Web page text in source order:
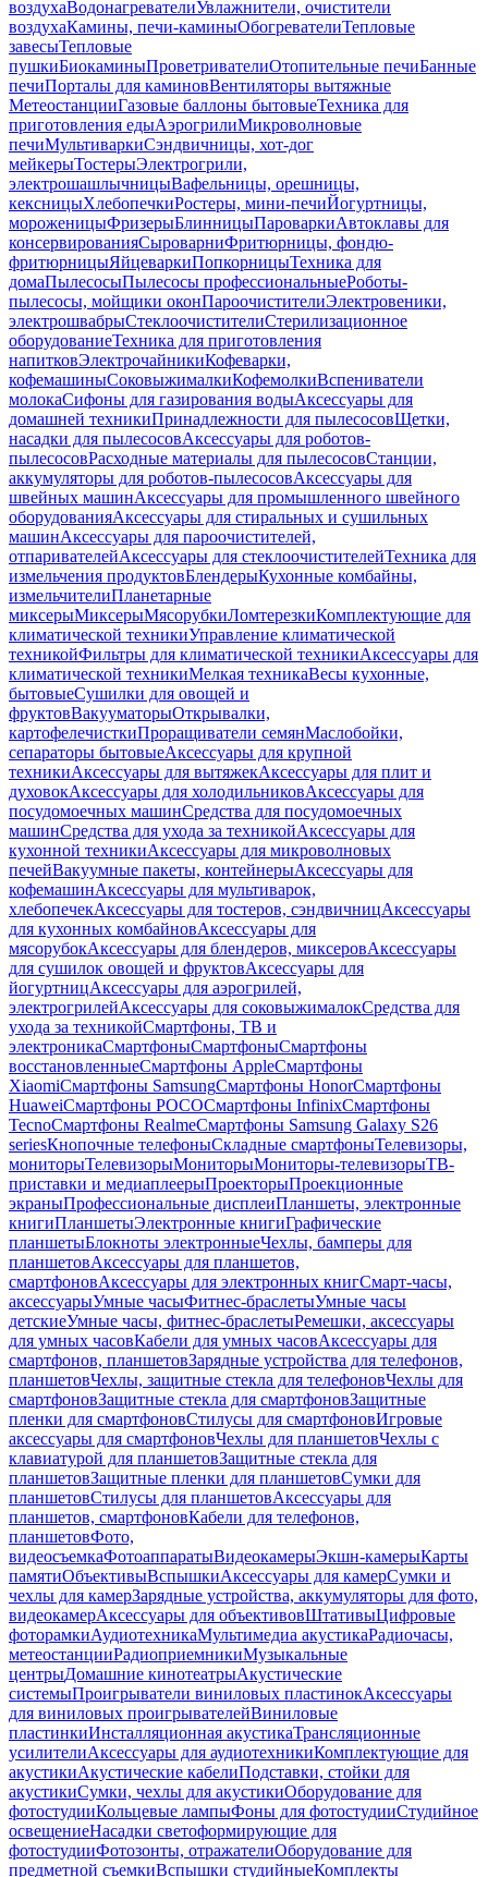
воздухаВодонагревателиУвлажнители, очистители
воздухаКамины, печи-каминыОбогревателиТепловые
завесыТепловые
пушкиБиокаминыПроветривателиОтопительные печиБанные
печиПорталы для каминовВентиляторы вытяжные
МетеостанцииГазовые баллоны бытовыеТехника для
приготовления едыАэрогрилиМикроволновые
печиМультиваркиСэндвичницы, хот-дог
мейкерыТостерыЭлектрогрили,
электрошашлычницыВафельницы, орешницы,
кексницыХлебопечкиРостеры, мини-печиЙогуртницы,
мороженицыФризерыБлинницыПароваркиАвтоклавы для
консервированияСыроварниФритюрницы, фондю-
фритюрницыЯйцеваркиПопкорницыТехника для
домаПылесосыПылесосы профессиональныеРоботы-
пылесосы, мойщики оконПароочистителиЭлектровеники,
электрошвабрыСтеклоочистителиСтерилизационное
оборудованиеТехника для приготовления
напитковЭлектрочайникиКофеварки,
кофемашиныСоковыжималкиКофемолкиВспениватели
молокаСифоны для газирования водыАксессуары для
домашней техникиПринадлежности для пылесосовЩетки,
насадки для пылесосовАксессуары для роботов-
пылесосовРасходные материалы для пылесосовСтанции,
аккумуляторы для роботов-пылесосовАксессуары для
швейных машинАксессуары для промышленного швейного
оборудованияАксессуары для стиральных и сушильных
машинАксессуары для пароочистителей,
отпаривателейАксессуары для стеклоочистителейТехника для
измельчения продуктовБлендерыКухонные комбайны,
измельчителиПланетарные
миксерыМиксерыМясорубкиЛомтерезкиКомплектующие для
климатической техникиУправление климатической
техникойФильтры для климатической техникиАксессуары для
климатической техникиМелкая техникаВесы кухонные,
бытовыеСушилки для овощей и
фруктовВакууматорыОткрывалки,
картофелечисткиПроращиватели семянМаслобойки,
сепараторы бытовыеАксессуары для крупной
техникиАксессуары для вытяжекАксессуары для плит и
духовокАксессуары для холодильниковАксессуары для
посудомоечных машинСредства для посудомоечных
машинСредства для ухода за техникойАксессуары для
кухонной техникиАксессуары для микроволновых
печейВакуумные пакеты, контейнерыАксессуары для
кофемашинАксессуары для мультиварок,
хлебопечекАксессуары для тостеров, сэндвичницАксессуары
для кухонных комбайновАксессуары для
мясорубокАксессуары для блендеров, миксеровАксессуары
для сушилок овощей и фруктовАксессуары для
йогуртницАксессуары для аэрогрилей,
электрогрилейАксессуары для соковыжималокСредства для
ухода за техникойСмартфоны, ТВ и
электроникаСмартфоныСмартфоныСмартфоны
восстановленныеСмартфоны AppleСмартфоны
XiaomiСмартфоны SamsungСмартфоны HonorСмартфоны
HuaweiСмартфоны POCOСмартфоны InfinixСмартфоны
TecnoСмартфоны RealmeСмартфоны Samsung Galaxy S26
seriesКнопочные телефоныСкладные смартфоныТелевизоры,
мониторыТелевизорыМониторыМониторы-телевизорыТВ-
приставки и медиаплеерыПроекторыПроекционные
экраныПрофессиональные дисплеиПланшеты, электронные
книгиПланшетыЭлектронные книгиГрафические
планшетыБлокноты электронныеЧехлы, бамперы для
планшетовАксессуары для планшетов,
смартфоновАксессуары для электронных книгСмарт-часы,
аксессуарыУмные часыФитнес-браслетыУмные часы
детскиеУмные часы, фитнес-браслетыРемешки, аксессуары
для умных часовКабели для умных часовАксессуары для
смартфонов, планшетовЗарядные устройства для телефонов,
планшетовЧехлы, защитные стекла для телефоновЧехлы для
смартфоновЗащитные стекла для смартфоновЗащитные
пленки для смартфоновСтилусы для смартфоновИгровые
аксессуары для смартфоновЧехлы для планшетовЧехлы с
клавиатурой для планшетовЗащитные стекла для
планшетовЗащитные пленки для планшетовСумки для
планшетовСтилусы для планшетовАксессуары для
планшетов, смартфоновКабели для телефонов,
планшетовФото,
видеосъемкаФотоаппаратыВидеокамерыЭкшн-камерыКарты
памятиОбъективыВспышкиАксессуары для камерСумки и
чехлы для камерЗарядные устройства, аккумуляторы для фото,
видеокамерАксессуары для объективовШтативыЦифровые
фоторамкиАудиотехникаМультимедиа акустикаРадиочасы,
метеостанцииРадиоприемникиМузыкальные
центрыДомашние кинотеатрыАкустические
системыПроигрыватели виниловых пластинокАксессуары
для виниловых проигрывателейВиниловые
пластинкиИнсталляционная акустикаТрансляционные
усилителиАксессуары для аудиотехникиКомплектующие для
акустикиАкустические кабелиПодставки, стойки для
акустикиСумки, чехлы для акустикиОборудование для
фотостудииКольцевые лампыФоны для фотостудииСтудийное
освещениеНасадки светоформирующие для
фотостудииФотозонты, отражателиОборудование для
предметной съемкиВспышки студийныеКомплекты